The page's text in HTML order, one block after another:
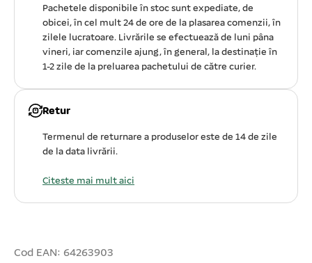
Pachetele disponibile în stoc sunt expediate, de
obicei, în cel mult 24 de ore de la plasarea comenzii, în
zilele lucratoare. Livrările se efectuează de luni pâna
vineri, iar comenzile ajung, în general, la destinație în
1-2 zile de la preluarea pachetului de către curier.
Retur
Termenul de returnare a produselor este de 14 de zile
de la data livrării.
Citeste mai mult aici
Cod EAN: 64263903